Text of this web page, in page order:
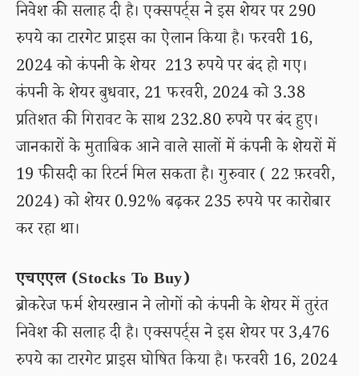
निवेश की सलाह दी है। एक्सपर्ट्स ने इस शेयर पर 290
रुपये का टारगेट प्राइस का ऐलान किया है। फरवरी 16,
2024 को कंपनी के शेयर 213 रुपये पर बंद हो गए।
कंपनी के शेयर बुधवार, 21 फरवरी, 2024 को 3.38
प्रतिशत की गिरावट के साथ 232.80 रुपये पर बंद हुए।
जानकारों के मुताबिक आने वाले सालों में कंपनी के शेयरों में
19 फीसदी का रिटर्न मिल सकता है। गुरुवार ( 22 फ़रवरी,
2024) को शेयर 0.92% बढ़कर 235 रुपये पर कारोबार
कर रहा था।
एचएएल (Stocks To Buy)
ब्रोकरेज फर्म शेयरखान ने लोगों को कंपनी के शेयर में तुरंत
निवेश की सलाह दी है। एक्सपर्ट्स ने इस शेयर पर 3,476
रुपये का टारगेट प्राइस घोषित किया है। फरवरी 16, 2024